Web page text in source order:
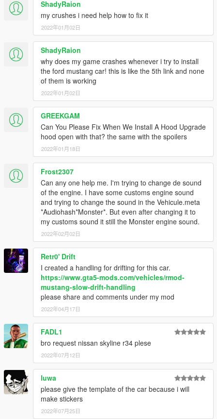
ShadyRaion
my crushes i need help how to fix it
2022年01月02日
ShadyRaion
why does my game crashes whenever i try to install
the ford mustang car! this is like the 5th link and none
of them is working
2022年01月02日
GREEKGAM
Can You Please Fix When We Install A Hood Upgrade
hood open with that? the same with the spoilers
2022年01月18日
Frost2307
Can any one help me. I'm trying to change de sound
of the engine. I have some customs engine sound
and trying to change the sound in the Vehicule.meta
*Audiohash*Monster*. But even after changing it to
my customs sound it still the Monster engine sound.
2022年02月02日
Retr0' Drift
I created a handling for drifting for this car.
https://www.gta5-mods.com/vehicles/rmod-
mustang-slow-drift-handling
please share and comments under my mod
2022年04月17日
FADL1
bro request nissan skyline r34 plese
2022年07月12日
luwa
please give the template of the car because i will
make stickers
2022年07月25日